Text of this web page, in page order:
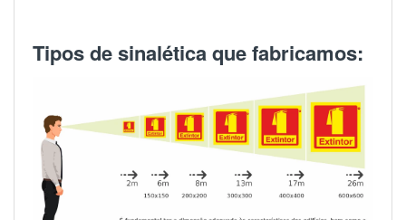
Tipos de sinalética que fabricamos: